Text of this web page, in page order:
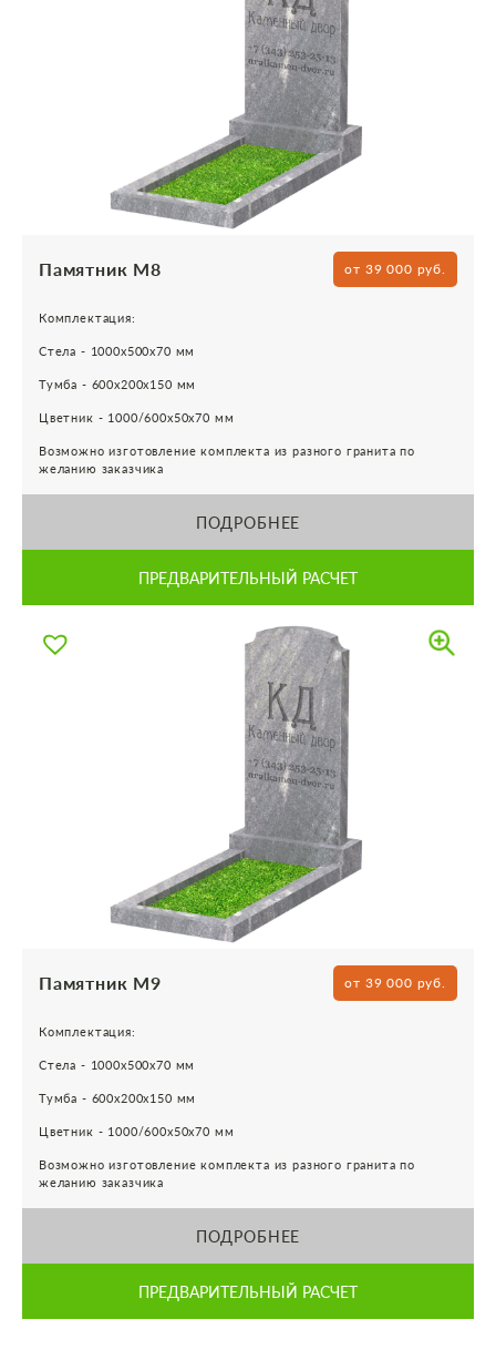
Памятник М8 от 39 000 руб.
Комплектация:
Стела - 1000х500х70 мм
Тумба - 600х200х150 мм
Цветник - 1000/600х50х70 мм
Возможно изготовление комплекта из разного гранита по
желанию заказчика
ПОДРОБНЕЕ
ПРЕДВАРИТЕЛЬНЫЙ РАСЧЕТ
Памятник М9 от 39 000 руб.
Комплектация:
Стела - 1000х500х70 мм
Тумба - 600х200х150 мм
Цветник - 1000/600х50х70 мм
Возможно изготовление комплекта из разного гранита по
желанию заказчика
ПОДРОБНЕЕ
ПРЕДВАРИТЕЛЬНЫЙ РАСЧЕТ